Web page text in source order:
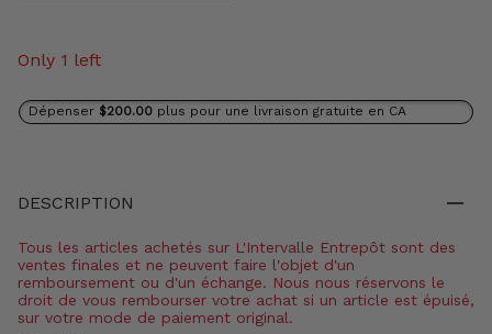
Only 1 left
Dépenser $200.00 plus pour une livraison gratuite en CA
DESCRIPTION
Tous les articles achetés sur L'Intervalle Entrepôt sont des
ventes finales et ne peuvent faire l'objet d'un
remboursement ou d'un échange. Nous nous réservons le
droit de vous rembourser votre achat si un article est épuisé,
sur votre mode de paiement original.